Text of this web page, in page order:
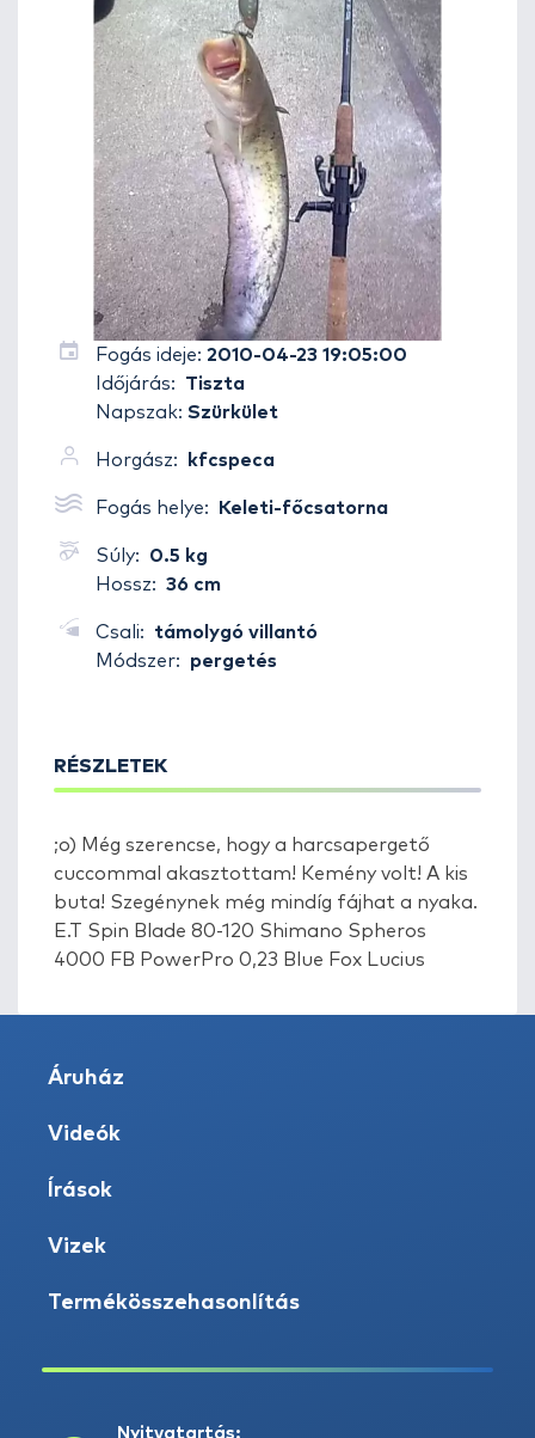
Fogás ideje: 2010-04-23 19:05:00
Időjárás:
Tiszta
Napszak: Szürkület
Horgász: kfcspeca
Fogás helye: Keleti-főcsatorna
Súly:
0.5 kg
Hossz: 36 cm
Csali:
támolygó villantó
Módszer:
pergetés
RÉSZLETEK
;o) Még szerencse, hogy a harcsapergető
cuccommal akasztottam! Kemény volt! A kis
buta! Szegénynek még mindíg fájhat a nyaka.
E.T Spin Blade 80-120 Shimano Spheros
4000 FB PowerPro 0,23 Blue Fox Lucius
Áruház
Videók
Írások
Vizek
Termékösszehasonlítás
Nyitvatartás: